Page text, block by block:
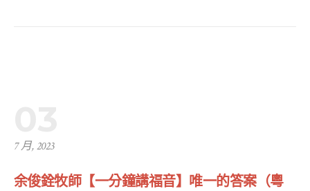
7 月, 2023
余俊銓牧師【一分鐘講福音】唯一的答案（粵